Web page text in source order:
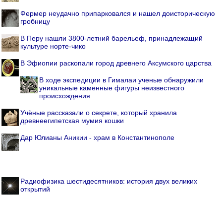
Фермер неудачно припарковался и нашел доисторическую
гробницу
В Перу нашли 3800-летний барельеф, принадлежащий
культуре норте-чико
В Эфиопии раскопали город древнего Аксумского царства
В ходе экспедиции в Гималаи ученые обнаружили
уникальные каменные фигуры неизвестного
происхождения
Учёные рассказали о секрете, который хранила
древнеегипетская мумия кошки
Дар Юлианы Аникии - храм в Константинополе
Радиофизика шестидесятников: история двух великих
открытий